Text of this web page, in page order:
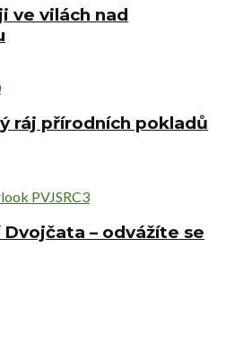
ve vilách nad
ráj přírodních pokladů
– odvážíte se